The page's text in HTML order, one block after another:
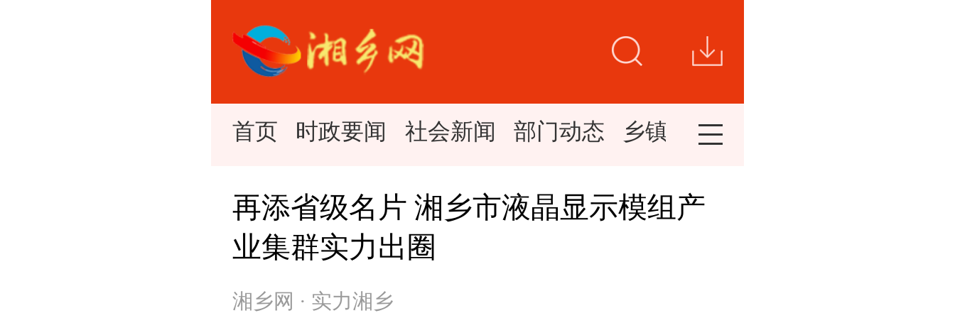
首页 时政要闻 社会新闻 部门动态 乡镇新闻
再添省级名片 湘乡市液晶显示模组产
业集群实力出圈
湘乡网 · 实力湘乡